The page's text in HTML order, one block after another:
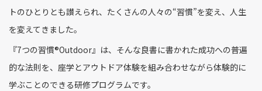
トのひとりとも讃えられ、たくさんの人々の“習慣”を変え、人生
を変えてきました。
『7つの習慣®Outdoor』は、そんな良書に書かれた成功への普遍
的な法則を、座学とアウトドア体験を組み合わせながら体験的に
学ぶことのできる研修プログラムです。